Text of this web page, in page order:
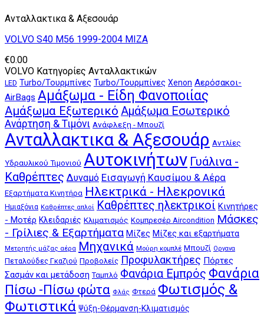
Ανταλλακτικα & Αξεσουάρ
VOLVO S40 M56 1999-2004 ΜΙΖΑ
€0.00
VOLVO Κατηγορίες Ανταλλακτικών
LED Turbo/Τουρμπίνες Turbo/Τουρμπίνες Xenon Αερόσακοι-
AirBags Αμάξωμα - Είδη Φανοποιίας
Αμάξωμα Εξωτερικό Αμάξωμα Εσωτερικό
Ανάρτηση & Τιμόνι Ανάφλεξη - Μπουζί
Ανταλλακτικα & Αξεσουάρ Αντλίες
Υδραυλικού Τιμονιού Αυτοκινήτων Γυάλινα -
Καθρέπτες Δυναμό Εισαγωγή Καυσίμου & Αέρα
Εξαρτήματα Κινητήρα Ηλεκτρικά - Ηλεκρονικά
Ημιαξόνια Καθρέπτες απλοί Καθρέπτες ηλεκτρικοί Κινητήρες
- Μοτέρ Κλειδαριές Κλιματισμός Κομπρεσέρ Aircondition Μάσκες
- Γρίλιες & Εξαρτήματα Μίζες Μίζες και εξαρτήματα
Μετρητής μάζας αέρα Μηχανικά Μούρη κομπλέ Μπουζί Οργανα
Πεταλούδες Γκαζιού Προβολείς Προφυλακτήρες Πόρτες
Σασμάν και μετάδοση Ταμπλό Φανάρια Εμπρός Φανάρια
Πίσω -Πίσω φώτα Φλάς Φτερά Φωτισμός &
Φωτιστικά Ψύξη-Θέρμανση-Κλιματισμός